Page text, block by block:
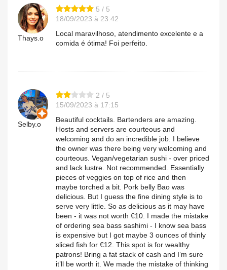
Thays.o
5 / 5
18/09/2023 à 23:42
Local maravilhoso, atendimento excelente e a
comida é ótima! Foi perfeito.
Selby.o
2 / 5
15/09/2023 à 17:15
Beautiful cocktails. Bartenders are amazing.
Hosts and servers are courteous and
welcoming and do an incredible job. I believe
the owner was there being very welcoming and
courteous. Vegan/vegetarian sushi - over priced
and lack lustre. Not recommended. Essentially
pieces of veggies on top of rice and then
maybe torched a bit. Pork belly Bao was
delicious. But I guess the fine dining style is to
serve very little. So as delicious as it may have
been - it was not worth €10. I made the mistake
of ordering sea bass sashimi - I know sea bass
is expensive but I got maybe 3 ounces of thinly
sliced fish for €12. This spot is for wealthy
patrons! Bring a fat stack of cash and I’m sure
it’ll be worth it. We made the mistake of thinking